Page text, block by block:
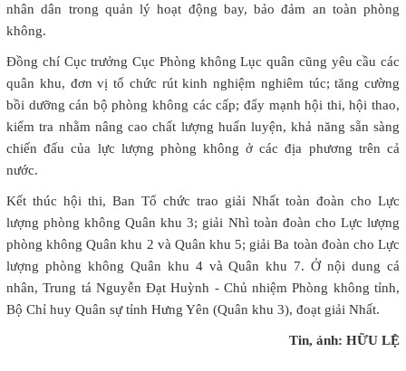
nhân dân trong quản lý hoạt động bay, bảo đảm an toàn phòng
không.
Đồng chí Cục trưởng Cục Phòng không Lục quân cũng yêu cầu các
quân khu, đơn vị tổ chức rút kinh nghiệm nghiêm túc; tăng cường
bồi dưỡng cán bộ phòng không các cấp; đẩy mạnh hội thi, hội thao,
kiểm tra nhằm nâng cao chất lượng huấn luyện, khả năng sẵn sàng
chiến đấu của lực lượng phòng không ở các địa phương trên cả
nước.
Kết thúc hội thi, Ban Tổ chức trao giải Nhất toàn đoàn cho Lực
lượng phòng không Quân khu 3; giải Nhì toàn đoàn cho Lực lượng
phòng không Quân khu 2 và Quân khu 5; giải Ba toàn đoàn cho Lực
lượng phòng không Quân khu 4 và Quân khu 7. Ở nội dung cá
nhân, Trung tá Nguyễn Đạt Huỳnh - Chủ nhiệm Phòng không tỉnh,
Bộ Chỉ huy Quân sự tỉnh Hưng Yên (Quân khu 3), đoạt giải Nhất.
Tin, ảnh: HỮU LỆ